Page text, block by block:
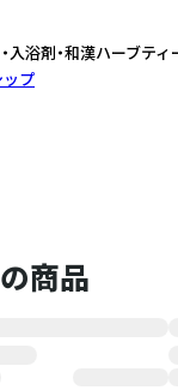
浴剤・和漢ハーブティ
プ
商品